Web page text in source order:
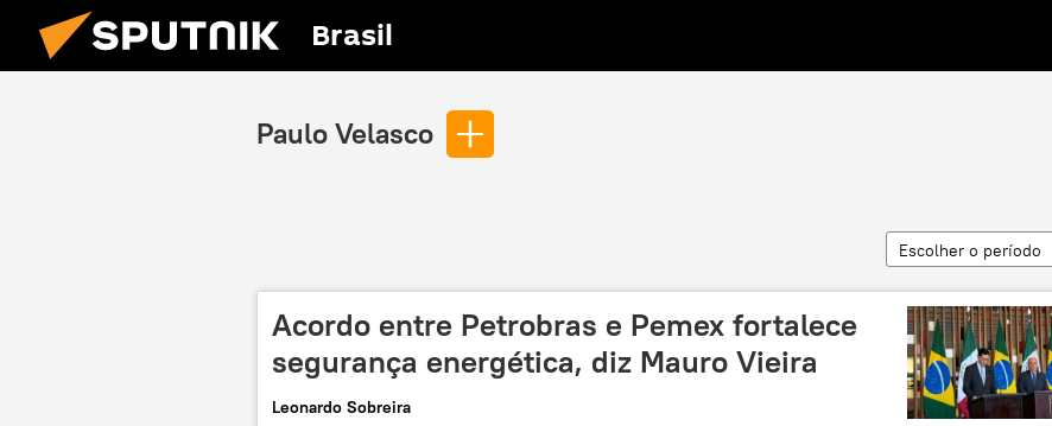
Brasil
Paulo Velasco
Escolher o período
Acordo entre Petrobras e Pemex fortalece
segurança energética, diz Mauro Vieira
Leonardo Sobreira